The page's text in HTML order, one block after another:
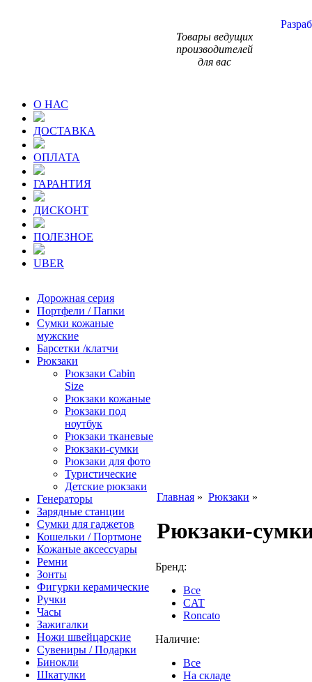
Товары ведущих
производителей
для вас
О НАС
ДОСТАВКА
ОПЛАТА
ГАРАНТИЯ
ДИСКОНТ
ПОЛЕЗНОЕ
UBER
Дорожная серия
Портфели / Папки
Сумки кожаные
мужские
Барсетки /клатчи
Рюкзаки
Рюкзаки Сabin
Size
Рюкзаки кожаные
Рюкзаки под
ноутбук
Рюкзаки тканевые
Рюкзаки-сумки
Рюкзаки для фото
Туристические
Детские рюкзаки
Генераторы
Зарядные станции
Сумки для гаджетов
Кошельки / Портмоне
Кожаные аксессуары
Ремни
Зонты
Фигурки керамические
Ручки
Часы
Зажигалки
Ножи швейцарские
Сувениры / Подарки
Бинокли
Шкатулки
Главная » Рюкзаки »
Рюкзаки-
Бренд:
Все
CAT
Roncato
Наличие:
Все
На складе